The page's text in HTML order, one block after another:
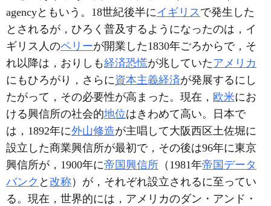
agencyともいう。18世紀後半にイギリスで発生した
とされるが，ひろく普及するようになったのは，イ
ギリス人のペリーが開業した1830年ごろからで，そ
れ以降は，おりしも経済恐慌が兆していたアメリカ
にもひろがり，さらに資本主義経済が発展するにし
たがって，その必要性が高まった。現在， 欧米にお
ける興信所の社会的地位はきわめて高い。日本で
は，1892年に外山修造が主唱して大阪西区土佐堀に
設立した商業興信所が最初で，その後は96年に東京
興信所が，1900年に帝国興信所 （1981年帝国データ
バンク と 改称）が，それぞれ設立されるに至ってい
る。現在，世界的には，アメリカのダン・アンド・